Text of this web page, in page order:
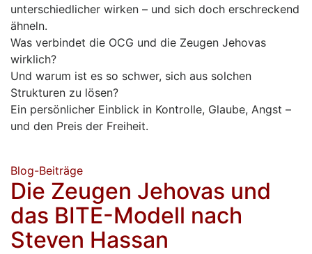
unterschiedlicher wirken – und sich doch erschreckend
ähneln.
Was verbindet die OCG und die Zeugen Jehovas
wirklich?
Und warum ist es so schwer, sich aus solchen
Strukturen zu lösen?
Ein persönlicher Einblick in Kontrolle, Glaube, Angst –
und den Preis der Freiheit.
Blog-Beiträge
Die Zeugen Jehovas und
das BITE-Modell nach
Steven Hassan